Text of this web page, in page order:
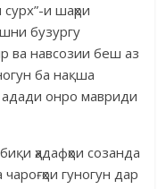
и шаҳри
бузургу
ва навсозии беш аз
ба нақша
адади онро мавриди
ҳадафҳои созанда
гуногун дар